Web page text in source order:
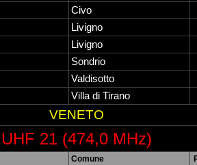
Civo
Livigno
Livigno
Sondrio
Valdisotto
Villa di Tirano
VENETO
UHF 21 (474,0 MHz)
Comune